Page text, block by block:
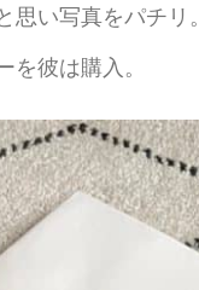
い写真をパチリ。
彼は購入。